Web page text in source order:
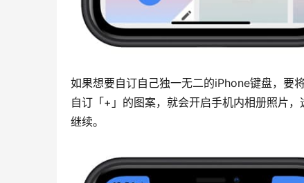
如果想要自订自己独一无二的iPhone键盘，要
自订「+」的图案，就会开启手机内相册照片
继续。